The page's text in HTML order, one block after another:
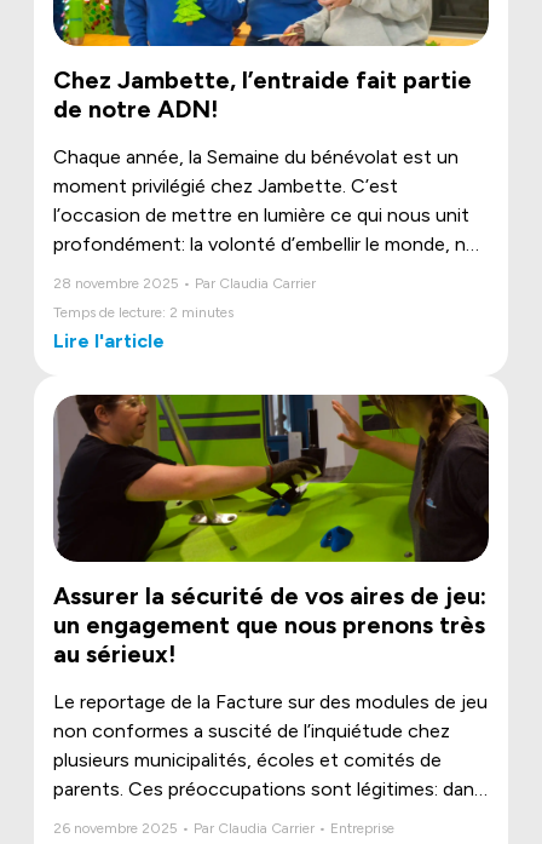
Chez Jambette, l’entraide fait partie
de notre ADN!
Chaque année, la Semaine du bénévolat est un
moment privilégié chez Jambette. C’est
l’occasion de mettre en lumière ce qui nous unit
profondément: la volonté d’embellir le monde, non
concrets posés par nos équipes dans leur
28 novembre 2025 • Par Claudia Carrier
Temps de lecture: 2 minutes
Lire l'article
Assurer la sécurité de vos aires de jeu:
un engagement que nous prenons très
au sérieux!
Le reportage de la Facture sur des modules de jeu
non conformes a suscité de l’inquiétude chez
plusieurs municipalités, écoles et comités de
parents. Ces préoccupations sont légitimes: dans
26 novembre 2025 • Par Claudia Carrier • Entreprise